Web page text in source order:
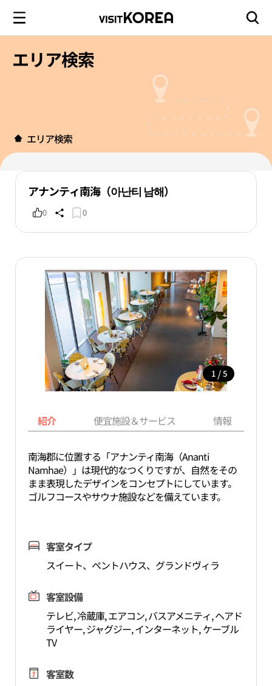
エリア検索
エリア検索
アナンティ南海（아난티 남해）
0 0
1 / 5
紹介 便宜施設＆サービス 情報
南海郡に位置する「アナンティ南海（Ananti
Namhae）」は現代的なつくりですが、自然をその
まま表現したデザインをコンセプトにしています。
ゴルフコースやサウナ施設などを備えています。
客室タイプ
スイート、ペントハウス、グランドヴィラ
客室設備
テレビ, 冷蔵庫, エアコン, バスアメニティ, ヘアド
ライヤー, ジャグジー, インターネット, ケーブル
TV
客室数